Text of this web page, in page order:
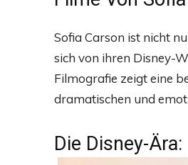
Sofia Carson ist nicht
sich von ihren Disney-
Filmografie zeigt eine
dramatischen und
Die Disney-